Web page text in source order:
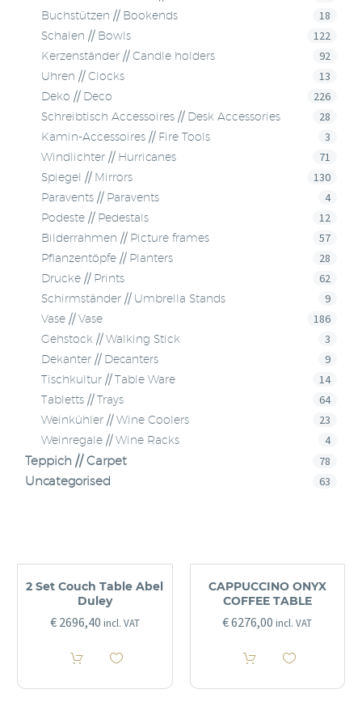
Buchstützen // Bookends 18
Schalen // Bowls 122
Kerzenständer // Candle holders 92
Uhren // Clocks 13
Deko // Deco 226
Schreibtisch Accessoires // Desk Accessories 28
Kamin-Accessoires // Fire Tools 3
Windlichter // Hurricanes 71
Spiegel // Mirrors 130
Paravents // Paravents 4
Podeste // Pedestals 12
Bilderrahmen // Picture frames 57
Pflanzentöpfe // Planters 28
Drucke // Prints 62
Schirmständer // Umbrella Stands 9
Vase // Vase 186
Gehstock // Walking Stick 3
Dekanter // Decanters 9
Tischkultur // Table Ware 14
Tabletts // Trays 64
Weinkühler // Wine Coolers 23
Weinregale // Wine Racks 4
Teppich // Carpet 78
Uncategorised 63
2 Set Couch Table Abel
Duley
€2696,40 incl. VAT
CAPPUCCINO ONYX
COFFEE TABLE
€6276,00 incl. VAT